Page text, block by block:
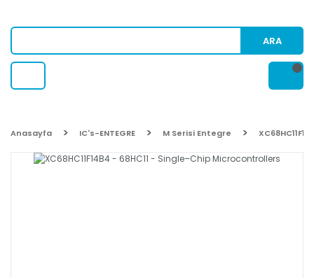
ARA
Anasayfa IC's-ENTEGRE M Serisi Entegre